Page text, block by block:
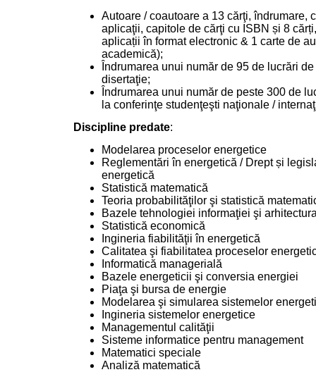
Autoare / coautoare a 13 cărţi, îndrumare,
aplicaţii, capitole de cărţi cu ISBN și 8
aplicații în format electronic & 1 carte de
academică);
Îndrumarea unui număr de 95 de lucrări
disertaţie;
Îndrumarea unui număr de peste 300 de
la conferinţe studenţeşti naţionale /
Discipline predate:
Modelarea proceselor energetice
Reglementări în energetică / Drept și
energetică
Statistică matematică
Teoria probabilităţilor şi statistică
Bazele tehnologiei informaţiei şi
Statistică economică
Ingineria fiabilităţii în energetică
Calitatea şi fiabilitatea proceselor
Informatică managerială
Bazele energeticii şi conversia energiei
Piaţa şi bursa de energie
Modelarea şi simularea sistemelor
Ingineria sistemelor energetice
Managementul calităţii
Sisteme informatice pentru management
Matematici speciale
Analiză matematică